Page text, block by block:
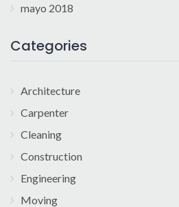
mayo 2018
Categories
Architecture
Carpenter
Cleaning
Construction
Engineering
Moving